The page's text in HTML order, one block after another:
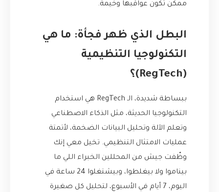
ممكن تكون عواقبها وخيمة.
البطل الذي ظهر فجأة: ما هي
التكنولوجيا التنظيمية
(RegTech)؟
ببساطة شديدة، الـ RegTech هي استخدام
التكنولوجيا الحديثة، مثل الذكاء الاصطناعي
وتعلم الآلة وتحليل البيانات الضخمة، لأتمتة
عمليات الامتثال التنظيمي. تخيل معي إنك
وظّفت جيش من المحللين الخبراء اللي ما
بيناموا ولا بيغلطوا، وبيشتغلوا 24 ساعة في
اليوم، 7 أيام في الأسبوع، لتحليل كل صغيرة